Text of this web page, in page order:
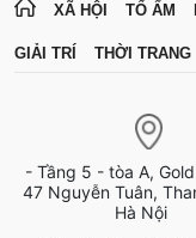
XÃ HỘI TỔ ẤM
GIẢI TRÍ THỜI TRANG
- Tầng 5 - tòa A,
47 Nguyễn Tuân,
Hà Nội